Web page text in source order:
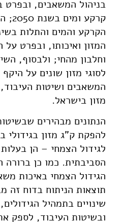
בניהול המשאבים, ובפרט
הקרקע והמים והתלות
המזון ואיכותו, ובפרט על
וחלבון מהחי; ולבסוף,
לסוגי מזון שונים על
המשאבים ושיטות
מזון בישראל.
הנתונים מבהירים
להפקת ק"ג מזון בגידולי
לגידול הצמחי – הן
הסביבתית. כמו כן
הגידול הצמחי באיכות
תוצאות הניתוח בדוח זה
שינויים בתמהיל
ובשיטות העיבוד, לספק